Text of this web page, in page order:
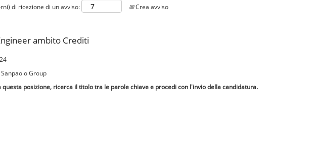
di ricezione di un avviso: Crea avviso
ambito Crediti
Group
questa posizione, ricerca il titolo tra le parole chiave e procedi con l'invio della candidatura.